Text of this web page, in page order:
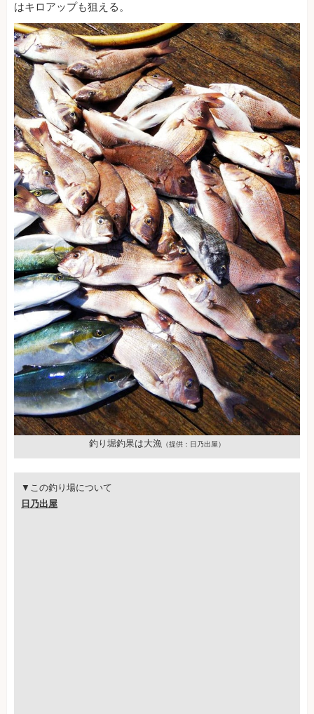
はキロアップも狙える。
釣り堀釣果は大漁 （提供：日乃出屋）
▼この釣り場について
日乃出屋